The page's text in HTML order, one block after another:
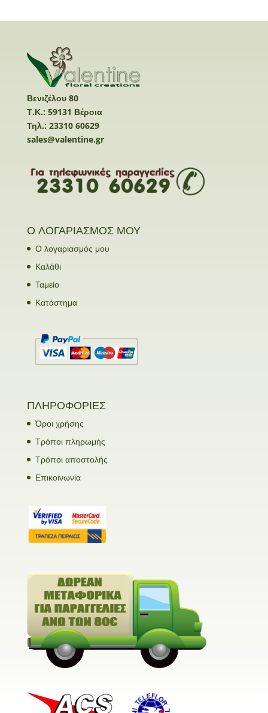
Βενιζέλου 80
Τ.Κ.: 59131 Βέροια
Τηλ.: 23310 60629
sales@valentine.gr
Ο ΛΟΓΑΡΙΑΣΜΟΣ ΜΟΥ
Ο λογαριασμός μου
Καλάθι
Ταμείο
Κατάστημα
ΠΛΗΡΟΦΟΡΙΕΣ
Όροι χρήσης
Τρόποι πληρωμής
Τρόποι αποστολής
Επικοινωνία